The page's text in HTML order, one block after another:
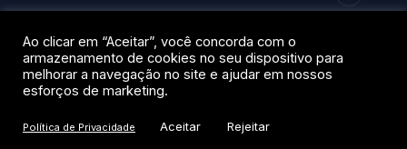
© 2026 BlockTrends · Uma vertical do grupo QR Capital.
Todos os direitos reservados.
PrivacidadeTermos
Ao clicar em “Aceitar”, você concorda com o
armazenamento de cookies no seu dispositivo para
melhorar a navegação no site e ajudar em nossos
esforços de marketing.
Política de Privacidade Aceitar Rejeitar